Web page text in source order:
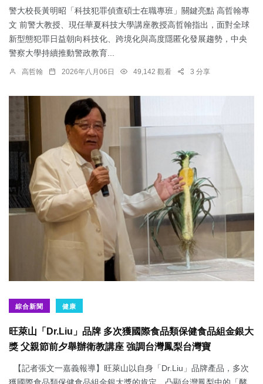
警大校長黃明昭「科技犯罪偵查碩士在職專班」關鍵亮點 高哲翰專
文 前警大教授、現任華夏科技大學講座教授高哲翰指出，面對全球
新型態犯罪日益朝向科技化、跨境化與高度隱匿化發展趨勢，中央
警察大學持續推動警政教育...
高哲翰 2026年八月06日 49,142 觀看 3 分享
綜合新聞 健康
旺萊山「Dr.Liu」品牌 多次獲國際食品類保健食品組金銀大
獎 父親節前夕舉辦衛教講座 強調台灣鳳梨台灣寶
【記者張文一嘉義報導】旺萊山以自身「Dr.Liu」品牌產品，多次
獲國際食品類保健食品組金銀大獎的肯定，凸顯台灣鳳梨中的「酵